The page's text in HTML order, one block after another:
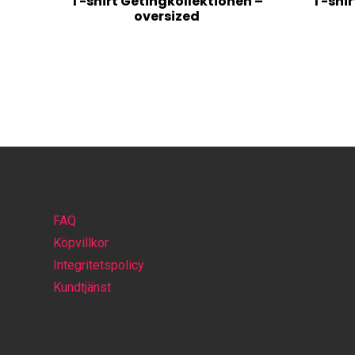
oversized
FAQ
Köpvillkor
Integritetspolicy
Kundtjänst